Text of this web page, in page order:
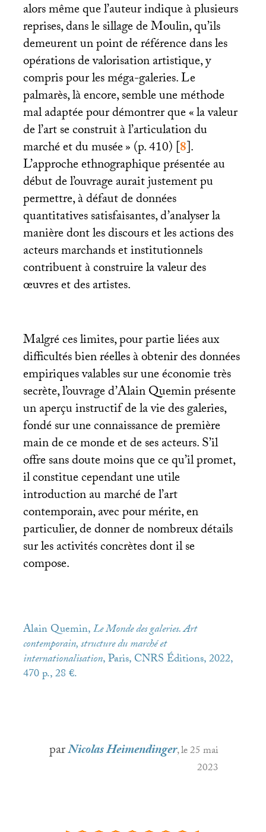
alors même que l’auteur indique à plusieurs
reprises, dans le sillage de Moulin, qu’ils
demeurent un point de référence dans les
opérations de valorisation artistique, y
compris pour les méga-galeries. Le
palmarès, là encore, semble une méthode
mal adaptée pour démontrer que «la valeur
de l’art se construit à l’articulation du
marché et du musée» (p. 410)[8].
L’approche ethnographique présentée au
début de l’ouvrage aurait justement pu
permettre, à défaut de données
quantitatives satisfaisantes, d’analyser la
manière dont les discours et les actions des
acteurs marchands et institutionnels
contribuent à construire la valeur des
œuvres et des artistes.
Malgré ces limites, pour partie liées aux
difficultés bien réelles à obtenir des données
empiriques valables sur une économie très
secrète, l’ouvrage d’Alain Quemin présente
un aperçu instructif de la vie des galeries,
fondé sur une connaissance de première
main de ce monde et de ses acteurs. S’il
offre sans doute moins que ce qu’il promet,
il constitue cependant une utile
introduction au marché de l’art
contemporain, avec pour mérite, en
particulier, de donner de nombreux détails
sur les activités concrètes dont il se
compose.
Alain Quemin,Le Monde des galeries. Art
contemporain, structure du marché et
internationalisation, Paris,CNRSÉditions, 2022,
470 p., 28 €.
parNicolas Heimendinger, le 25 mai
2023